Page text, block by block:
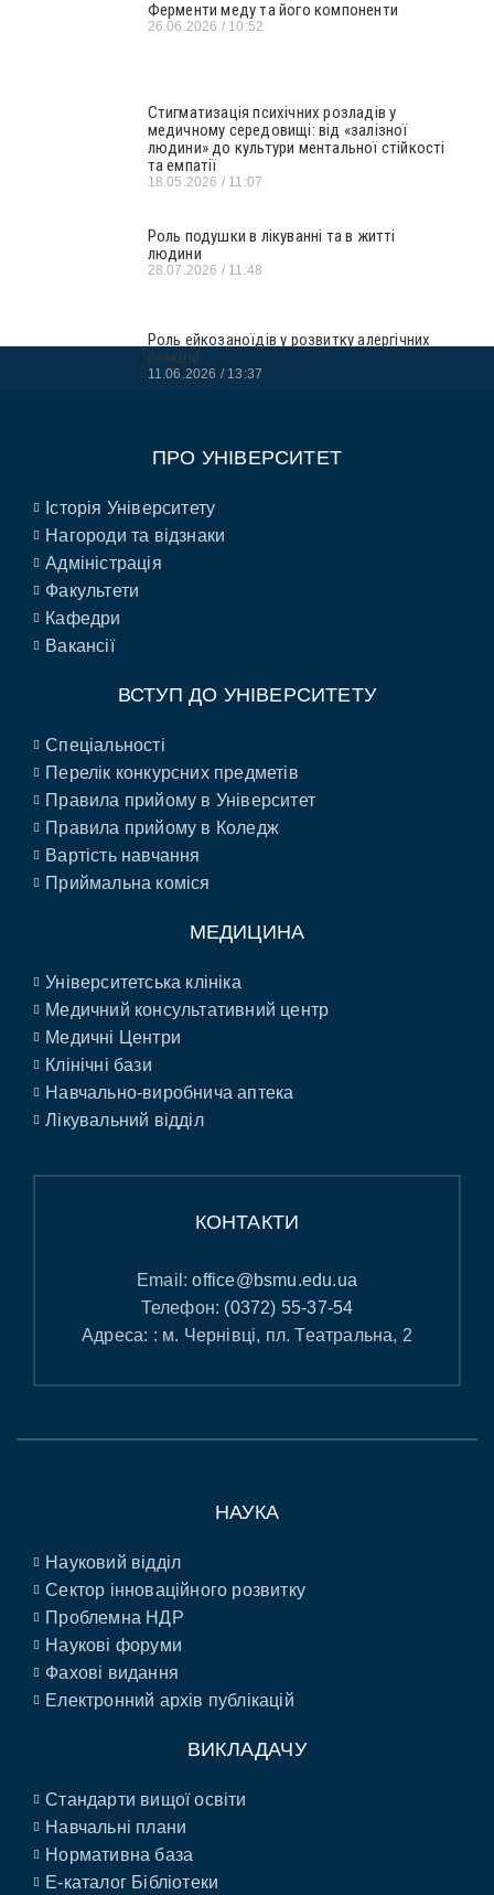
Ферменти меду та його компоненти
26.06.2026 10:52
Стигматизація психічних розладів у
медичному середовищі: від «залізної
людини» до культури ментальної стійкості
та емпатії
18.05.2026 11:07
Роль подушки в лікуванні та в житті
людини
28.07.2026 11:48
Роль ейкозаноїдів у розвитку алергічних
реакцій
11.06.2026 13:37
ПРО УНІВЕРСИТЕТ
Історія Університету
Нагороди та відзнаки
Адміністрація
Факультети
Кафедри
Вакансії
ВСТУП ДО УНІВЕРСИТЕТУ
Спеціальності
Перелік конкурсних предметів
Правила прийому в Університет
Правила прийому в Коледж
Вартість навчання
Приймальна коміся
МЕДИЦИНА
Університетська клініка
Медичний консультативний центр
Медичні Центри
Клінічні бази
Навчально-виробнича аптека
Лікувальний відділ
КОНТАКТИ
Email:office@bsmu.edu.ua
Телефон: (0372) 55-37-54
Адреса: : м. Чернівці, пл. Театральна, 2
НАУКА
Науковий відділ
Сектор інноваційного розвитку
Проблемна НДР
Наукові форуми
Фахові видання
Електронний архів публікацій
ВИКЛАДАЧУ
Стандарти вищої освіти
Навчальні плани
Нормативна база
E-каталог Бібліотеки